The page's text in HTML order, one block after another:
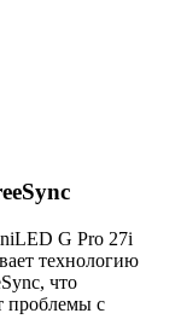
G Pro 27i
технологию
что
проблемы с